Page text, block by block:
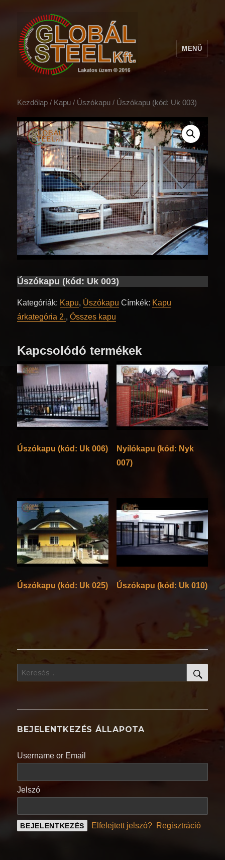
MENÜ
Kezdőlap / Kapu / Úszókapu / Úszókapu (kód: Uk 003)
Úszókapu (kód: Uk 003)
Kategóriák: Kapu, Úszókapu Címkék: Kapu
árkategória 2.,Összes kapu
Kapcsolódó termékek
Úszókapu (kód: Uk 006)
Nyílókapu (kód: Nyk
007)
Úszókapu (kód: Uk 025) Úszókapu (kód: Uk 010)
Keresés
a
kifejezésre:
BEJELENTKEZÉS ÁLLAPOTA
Username or Email
Jelszó
Elfelejtett jelszó? Regisztráció